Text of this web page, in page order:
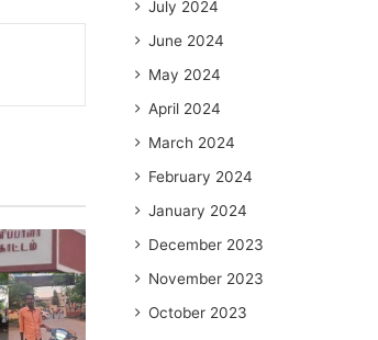
July 2024
June 2024
May 2024
April 2024
March 2024
February 2024
January 2024
December 2023
November 2023
October 2023